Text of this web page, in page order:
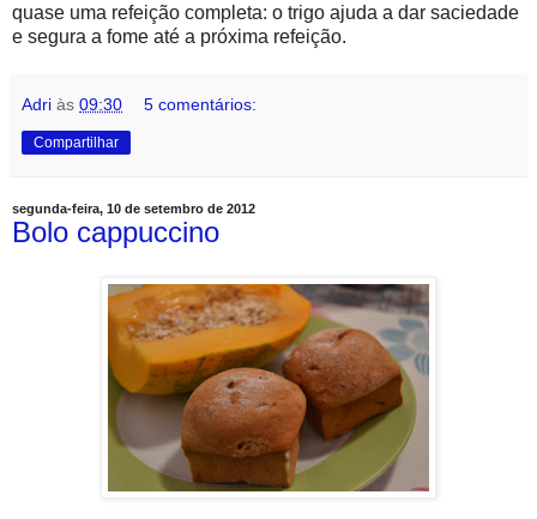
quase uma refeição completa: o trigo ajuda a dar saciedade
e segura a fome até a próxima refeição.
Adri às 09:30 5 comentários:
Compartilhar
segunda-feira, 10 de setembro de 2012
Bolo cappuccino